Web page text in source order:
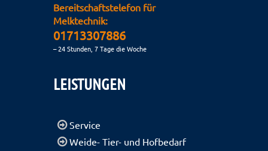
Bereitschaftstelefon für
Melktechnik:
01713307886
– 24 Stunden, 7 Tage die Woche
LEISTUNGEN
Service
Weide- Tier- und Hofbedarf